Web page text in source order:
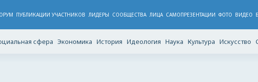
ПУБЛИКАЦИИ УЧАСТНИКОВ ЛИДЕРЫ CООБЩЕСТВА ЛИЦА САМОПРЕЗЕНТАЦИИ ФОТО ВИДЕО
сфера Экономика История Идеология Наука Культура Искусство